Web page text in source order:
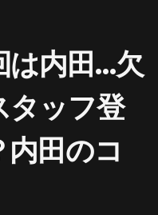
は内田…欠
タッフ登
田のコ